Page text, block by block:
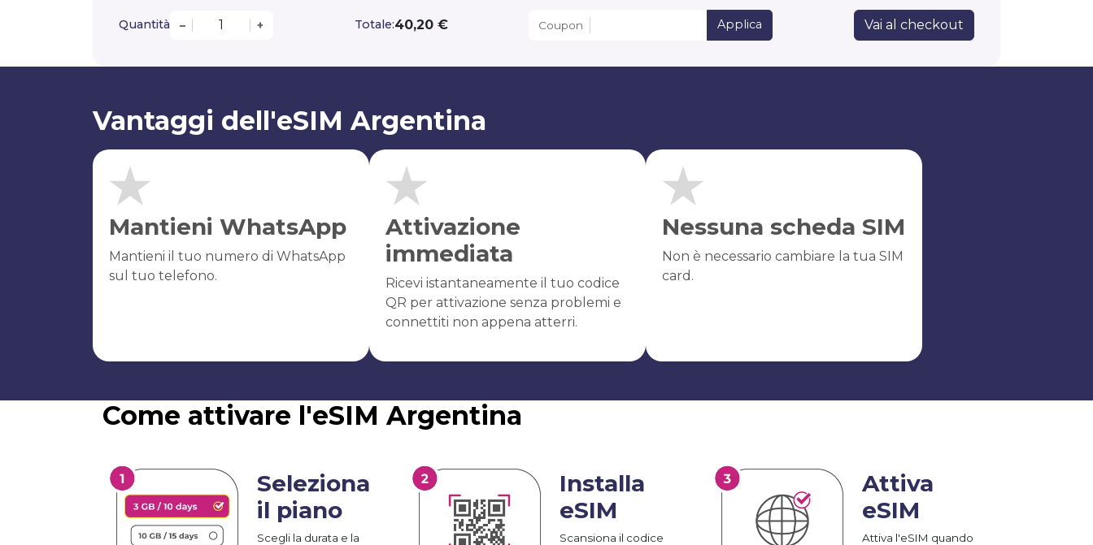
Quantità – + Totale:40,20 € Coupon Applica Vai al checkout
Vantaggi dell'eSIM Argentina
Mantieni WhatsApp
Mantieni il tuo numero di WhatsApp
sul tuo telefono.
Attivazione
immediata
Ricevi istantaneamente il tuo codice
QR per attivazione senza problemi e
connettiti non appena atterri.
Nessuna scheda SIM
Non è necessario cambiare la tua SIM
card.
Come attivare l'eSIM Argentina
Seleziona
il piano
Scegli la durata e la
Installa
eSIM
Scansiona il codice
Attiva
eSIM
Attiva l'eSIM quando